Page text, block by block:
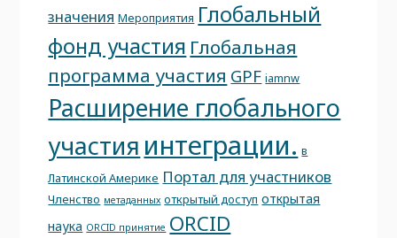
значения Мероприятия Глобальный
фонд участия Глобальная
программа участия GPF iamnw
Расширение глобального
участия интеграции. в
Латинской Америке Портал для участников
Членство метаданных открытый доступ открытая
наука ORCID принятие ORCID